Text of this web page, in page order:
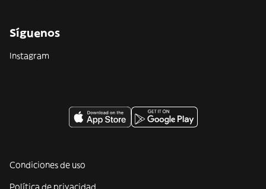
Síguenos
Instagram
Condiciones de uso
Política de privacidad